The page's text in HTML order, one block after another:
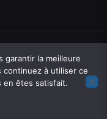
71 81 83 40
garantir la meilleure
à utiliser ce
en êtes satisfait.